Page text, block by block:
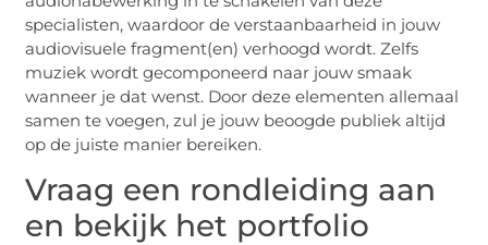
specialisten, waardoor de verstaanbaarheid in jouw
audiovisuele fragment(en) verhoogd wordt. Zelfs
muziek wordt gecomponeerd naar jouw smaak
wanneer je dat wenst. Door deze elementen allemaal
samen te voegen, zul je jouw beoogde publiek altijd
op de juiste manier bereiken.
Vraag een rondleiding aan
en bekijk het portfolio